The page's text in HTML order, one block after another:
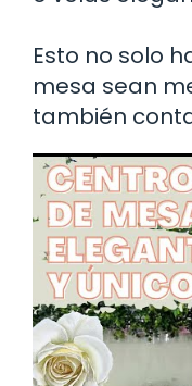
Esto no solo
mesa sean
también